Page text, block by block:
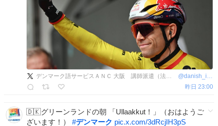
デンマーク語サービスＡＮＣ 大阪 講師派遣（法人向け語学研修）、翻訳、通訳、オンラインレッスンなど @danish_info
昨日 23:00
🇩🇰グリーンランドの朝 「Ullaakkut！」（おはようご
ざいます！） #デンマーク pic.x.com/3dRcjIH3pS